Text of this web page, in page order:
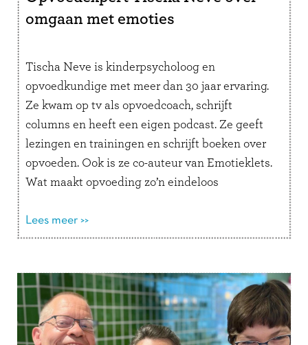
omgaan met emoties
Tischa Neve is kinderpsycholoog en
opvoedkundige met meer dan 30 jaar ervaring.
Ze kwam op tv als opvoedcoach, schrijft
columns en heeft een eigen podcast. Ze geeft
lezingen en trainingen en schrijft boeken over
opvoeden. Ook is ze co-auteur van Emotieklets.
Wat maakt opvoeding zo’n eindeloos
verschillende opvoedstijlen en …
Lees meer >>